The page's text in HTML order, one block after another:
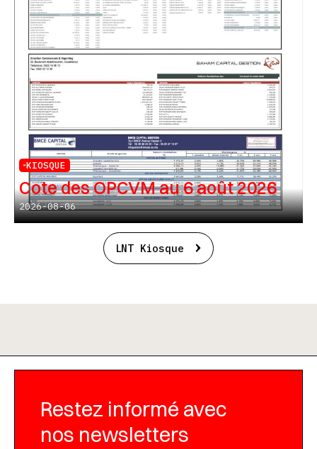
KIOSQUE
Cote des OPCVM au 6 août 2026
2026-08-06
LNT Kiosque
Restez informé avec
nos newsletters